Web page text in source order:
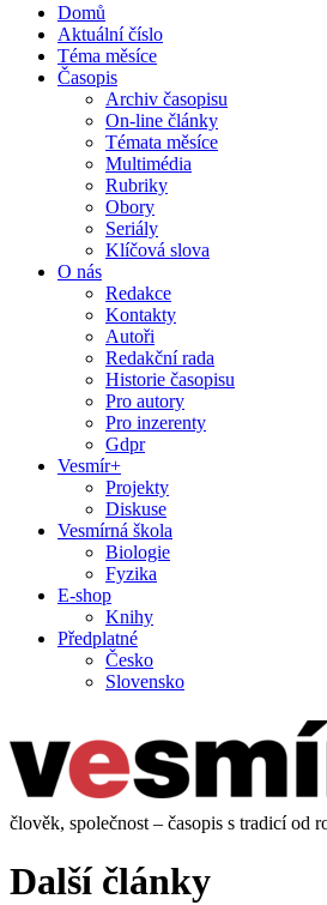
Domů
Aktuální číslo
Téma měsíce
Časopis
Archiv časopisu
On-line články
Témata měsíce
Multimédia
Rubriky
Obory
Seriály
Klíčová slova
O nás
Redakce
Kontakty
Autoři
Redakční rada
Historie časopisu
Pro autory
Pro inzerenty
Gdpr
Vesmír+
Projekty
Diskuse
Vesmírná škola
Biologie
Fyzika
E-shop
Knihy
Předplatné
Česko
Slovensko
člověk, společnost – časopis s tradicí od
Další články